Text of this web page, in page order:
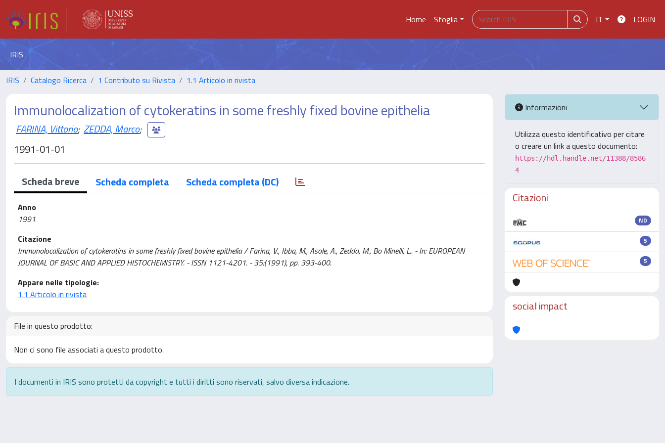
Home Sfoglia IT LOGIN
IRIS
IRIS Catalogo Ricerca 1 Contributo su Rivista 1.1 Articolo in rivista
Immunolocalization of cytokeratins in some freshly fixed bovine epithelia
FARINA, Vittorio; ZEDDA, Marco;
1991-01-01
Scheda breve Scheda completa Scheda completa (DC)
Anno
1991
Citazione
Immunolocalization of cytokeratins in some freshly fixed bovine epithelia / Farina, V., Ibba, M., Asole, A., Zedda, M., Bo Minelli, L.. - In: EUROPEAN
JOURNAL OF BASIC AND APPLIED HISTOCHEMISTRY. - ISSN 1121-4201. - 35:(1991), pp. 393-400.
Appare nelle tipologie:
1.1 Articolo in rivista
File in questo prodotto:
Non ci sono file associati a questo prodotto.
I documenti in IRIS sono protetti da copyright e tutti i diritti sono riservati, salvo diversa indicazione.
Informazioni
Utilizza questo identificativo per citare
o creare un link a questo documento:
https://hdl.handle.net/11388/8586
4
Citazioni
ND
5
5
social impact